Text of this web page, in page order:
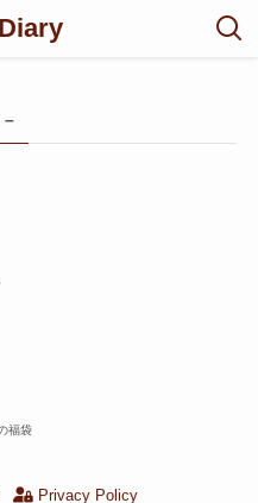
–
福袋
Privacy Policy